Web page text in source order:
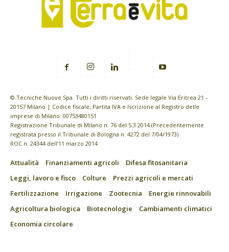
© Tecniche Nuove Spa. Tutti i diritti riservati. Sede legale Via Eritrea 21 -
20157 Milano | Codice fiscale, Partita IVA e Iscrizione al Registro delle
imprese di Milano: 00753480151
Registrazione Tribunale di Milano n. 76 del 5.3.2014 (Precedentemente
registrata presso il Tribunale di Bologna n. 4272 del 7/04/1973)
ROC n. 24344 dell’11 marzo 2014
Attualità Finanziamenti agricoli
Difesa fitosanitaria
Leggi, lavoro e fisco
Colture
Prezzi agricoli e mercati
Fertilizzazione
Irrigazione Zootecnia
Energie rinnovabili
Agricoltura biologica
Biotecnologie
Cambiamenti climatici
Economia circolare